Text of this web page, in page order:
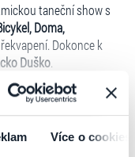
Více o cookies
taneční show s
Doma,
Dokonce k
Duško.
se
Smejkem a
iHuncúlik, Bumbáca
a užijeme si
městech.
Číst více